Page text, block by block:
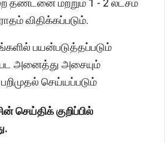
தண்டனை மற்றும் 1 - 2 லட்சம்
விதிக்கப்படும்.
பயன்படுத்தப்படும்
அனைத்து அசையும்
செய்யப்படும்
செய்திக் குறிப்பில்